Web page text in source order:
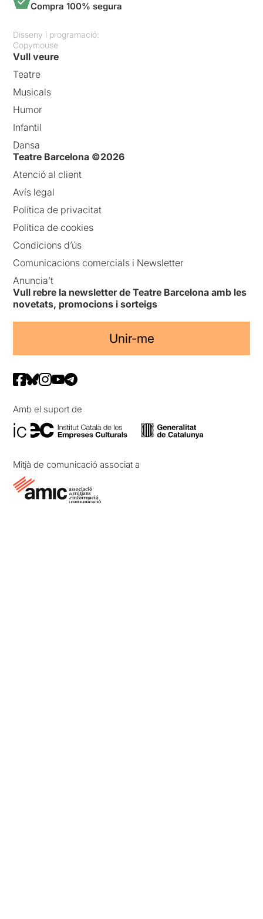
Compra 100% segura
Disseny i programació:
Copymouse
Vull veure
Teatre
Musicals
Humor
Infantil
Dansa
Teatre Barcelona ©2026
Atenció al client
Avís legal
Política de privacitat
Política de cookies
Condicions d’ús
Comunicacions comercials i Newsletter
Anuncia’t
Vull rebre la newsletter de Teatre Barcelona amb les
novetats, promocions i sorteigs
Unir-me
Amb el suport de
Mitjà de comunicació associat a